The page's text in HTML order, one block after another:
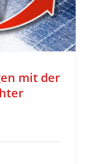
mit der